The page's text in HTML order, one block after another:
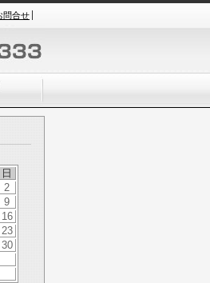
問合せ
日
2
9
16
23
30